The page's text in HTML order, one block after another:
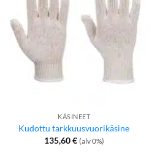
KÄSINEET
Kudottu tarkkuusvuorikäsine
135,60€ (alv 0%)